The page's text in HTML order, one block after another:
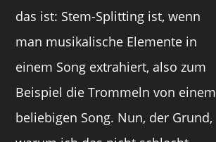
das ist: Stem-Splitting ist, wenn
man musikalische Elemente in
einem Song extrahiert, also zum
Beispiel die Trommeln von einem
beliebigen Song. Nun, der Grund,